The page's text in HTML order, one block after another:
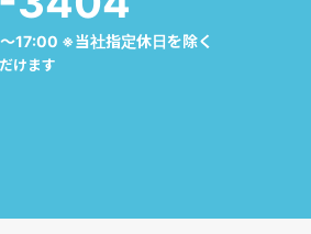
※当社指定休日を除く
けます